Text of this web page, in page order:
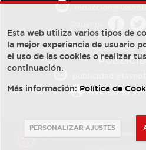
684 126 573/
Esta web utiliza varios tipos de
la mejor experiencia de usuario
el uso de las cookies o realizar
continuación.
Más información: Política de
PERSONALIZAR AJUSTES